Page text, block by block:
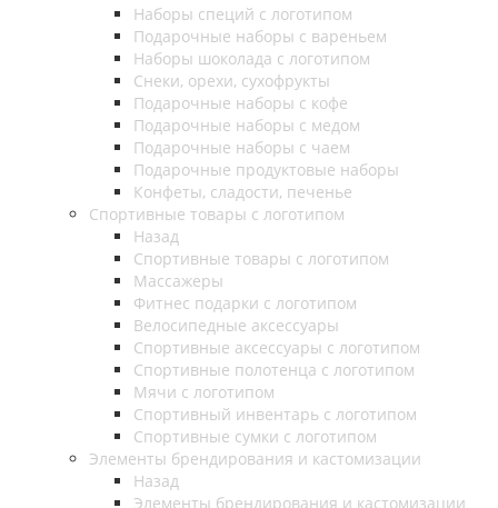
Наборы специй с логотипом
Подарочные наборы с вареньем
Наборы шоколада с логотипом
Снеки, орехи, сухофрукты
Подарочные наборы с кофе
Подарочные наборы с медом
Подарочные наборы с чаем
Подарочные продуктовые наборы
Конфеты, сладости, печенье
Спортивные товары с логотипом
Назад
Спортивные товары с логотипом
Массажеры
Фитнес подарки с логотипом
Велосипедные аксессуары
Спортивные аксессуары с логотипом
Спортивные полотенца с логотипом
Мячи с логотипом
Спортивный инвентарь с логотипом
Спортивные сумки с логотипом
Элементы брендирования и кастомизации
Назад
Элементы брендирования и кастомизации